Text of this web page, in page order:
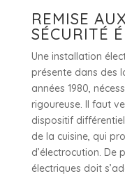
REMISE
SÉCURITÉ
Une installation
présente dans des
années 1980,
rigoureuse. Il faut
dispositif
de la cuisine, qui
d’électrocution. De
électriques doit